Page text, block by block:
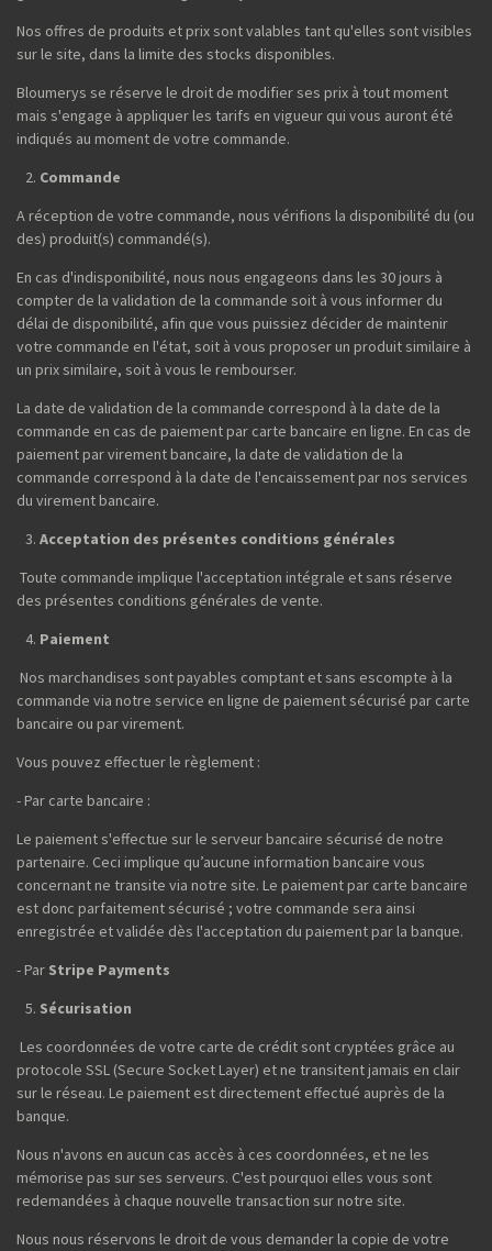
Nos offres de produits et prix sont valables tant qu'elles sont visibles
sur le site, dans la limite des stocks disponibles.
Bloumerys se réserve le droit de modifier ses prix à tout moment
mais s'engage à appliquer les tarifs en vigueur qui vous auront été
indiqués au moment de votre commande.
Commande
A réception de votre commande, nous vérifions la disponibilité du (ou
des) produit(s) commandé(s).
En cas d'indisponibilité, nous nous engageons dans les 30 jours à
compter de la validation de la commande soit à vous informer du
délai de disponibilité, afin que vous puissiez décider de maintenir
votre commande en l'état, soit à vous proposer un produit similaire à
un prix similaire, soit à vous le rembourser.
La date de validation de la commande correspond à la date de la
commande en cas de paiement par carte bancaire en ligne. En cas de
paiement par virement bancaire, la date de validation de la
commande correspond à la date de l'encaissement par nos services
du virement bancaire.
Acceptation des présentes conditions générales
Toute commande implique l'acceptation intégrale et sans réserve
des présentes conditions générales de vente.
Paiement
Nos marchandises sont payables comptant et sans escompte à la
commande via notre service en ligne de paiement sécurisé par carte
bancaire ou par virement.
Vous pouvez effectuer le règlement :
- Par carte bancaire :
Le paiement s'effectue sur le serveur bancaire sécurisé de notre
partenaire. Ceci implique qu’aucune information bancaire vous
concernant ne transite via notre site. Le paiement par carte bancaire
est donc parfaitement sécurisé ; votre commande sera ainsi
enregistrée et validée dès l'acceptation du paiement par la banque.
- Par Stripe Payments
Sécurisation
Les coordonnées de votre carte de crédit sont cryptées grâce au
protocole SSL (Secure Socket Layer) et ne transitent jamais en clair
sur le réseau. Le paiement est directement effectué auprès de la
banque.
Nous n'avons en aucun cas accès à ces coordonnées, et ne les
mémorise pas sur ses serveurs. C'est pourquoi elles vous sont
redemandées à chaque nouvelle transaction sur notre site.
Nous nous réservons le droit de vous demander la copie de votre